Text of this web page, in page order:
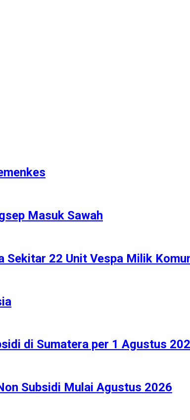
Masuk Sawah
Sekitar 22 Unit Vespa Milik
di Sumatera per 1 Agustus
Subsidi Mulai Agustus 2026